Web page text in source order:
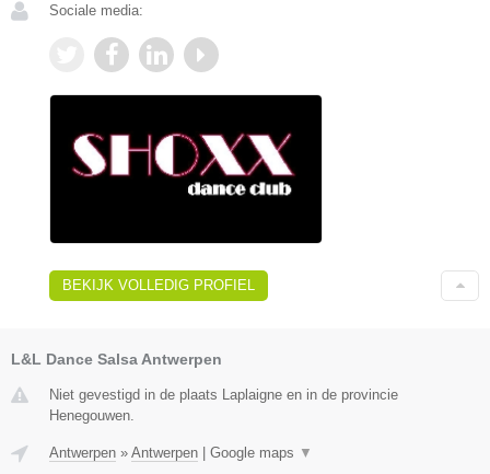
Sociale media:
BEKIJK VOLLEDIG PROFIEL
L&L Dance Salsa Antwerpen
Niet gevestigd in de plaats Laplaigne en in de provincie
Henegouwen.
Antwerpen » Antwerpen | Google maps ▼